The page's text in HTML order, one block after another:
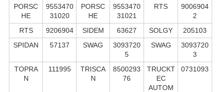
PORSC
HE
9553470
31020
PORSC
HE
9553470
31021
RTS
9006904
2
RTS
9206904 SIDEM 63627 SOLGY
205103
SPIDAN
57137 SWAG
3093720
5
SWAG
3093720
3
TOPRA
N
111995
TRISCA
N
8500293
76
TRUCKT
EC
AUTOM
0731093